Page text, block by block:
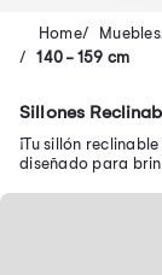
Muebles
140 - 159 cm
Sillones
¡Tu sillón
diseñado para